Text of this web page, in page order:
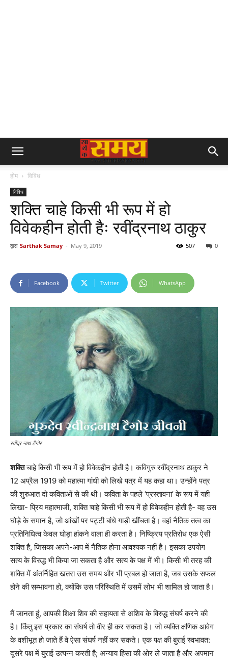
होम विविध
विविध
शक्ति चाहे किसी भी रूप में हो
विवेकहीन होती हैः रवींद्रनाथ ठाकुर
द्वारा Sarthak Samay - May 9, 2019 0
507
Facebook Twitter WhatsApp
रवींद्र नाथ टैगोर
शक्तिचाहे किसी भी रूप में हो विवेकहीन होती है। कविगुरु रवींद्रनाथ ठाकुर ने
12 अप्रैल 1919 को महात्मा गांधी को लिखे पत्र में यह कहा था। उन्होंने पत्र
की शुरुआत दो कविताओं से की थी। कविता के पहले ‘प्रस्तावना’ के रूप में यही
लिखा- प्रिय महात्माजी, शक्ति चाहे किसी भी रूप में हो विवेकहीन होती है- वह उस
घोड़े के समान है, जो आंखों पर पट्टी बांधे गाड़ी खींचता है। वहां नैतिक तत्व का
प्रतिनिधित्व केवल घोड़ा हांकने वाला ही करता है। निष्क्रिय प्रतिरोध एक ऐसी
शक्ति है, जिसका अपने-आप में नैतिक होना आवश्यक नहीं है। इसका उपयोग
सत्य के विरुद्ध भी किया जा सकता है और सत्य के पक्ष में भी। किसी भी तरह की
शक्ति में अंतर्निहित खतरा उस समय और भी प्रबल हो जाता है, जब उसके सफल
होने की सम्भावना हो, क्योंकि उस परिस्थिति में उसमें लोभ भी शामिल हो जाता है।
मैं जानता हूं, आपकी शिक्षा शिव की सहायता से अशिव के विरुद्ध संघर्ष करने की
है। किंतु इस प्रकार का संघर्ष तो वीर ही कर सकता है। जो व्यक्ति क्षणिक आवेग
के वशीभूत हो जाते हैं वे ऐसा संघर्ष नहीं कर सकते। एक पक्ष की बुराई स्वभावत:
दूसरे पक्ष में बुराई उत्पन्न करती है; अन्याय हिंसा की ओर ले जाता है और अपमान